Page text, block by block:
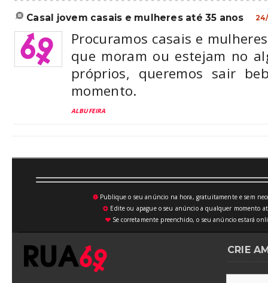
casal jovem casais e mulheres até 35 anos
Procuramos casais e
que moram ou estejam no
próprios, queremos sair
momento.
ALBUFEIRA
💥Publique o seu anúncio na hora, gratuitamente e sem
⚙ Edite ou apague o seu anúncio a qualquer momento
♥Se corretamente preenchido, o seu anúncio estará
CRIE